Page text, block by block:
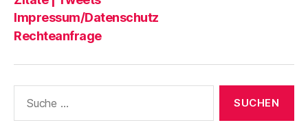
Impressum/Datenschutz
Rechteanfrage
nach: